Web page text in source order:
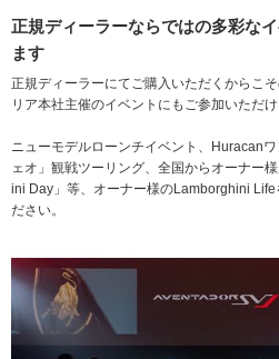
正規ディーラーならではの多彩な
ます
正規ディーラーにてご購入いただくからこ
リア本社主催のイベントにもご参加いただけ
ニューモデルローンチイベント、Huracan
ェオ」観戦ツーリング、全国からオーナー
ini Day」等、オーナー様のLamborghini Life
ださい。